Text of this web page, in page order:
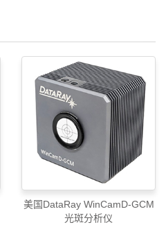
美国DataRay WinCamD-GCM
光斑分析仪